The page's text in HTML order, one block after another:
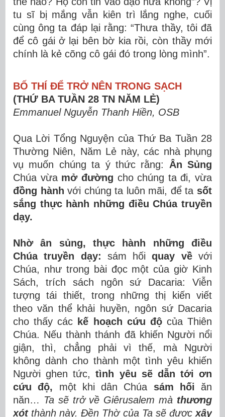
tu sĩ bị mắng vẫn kiên trì lắng nghe, cuối
cùng ông ta đáp lại rằng: “Thưa thầy, tôi đã
để cô gái ở lại bên bờ kia rồi, còn thầy mới
chính là kẻ cõng cô gái đó trong lòng mình”.
BỐ THÍ ĐỂ TRỞ NÊN TRONG SẠCH
(THỨ BA TUẦN 28 TN NĂM LẺ)
Emmanuel Nguyễn Thanh Hiền, OSB
Qua Lời Tổng Nguyện của Thứ Ba Tuần 28
Thường Niên, Năm Lẻ này, các nhà phụng
vụ muốn chúng ta ý thức rằng: Ân Sủng
Chúa vừa mở đường cho chúng ta đi, vừa
đồng hànhvới chúng ta luôn mãi, để ta sốt
sắng thực hành những điều Chúa truyền
dạy.
Nhờ ân sủng, thực hành những điều
Chúa truyền dạy: sám hốiquay vềvới
Chúa, như trong bài đọc một của giờ Kinh
Sách, trích sách ngôn sứ Dacaria: Viễn
tượng tái thiết, trong những thị kiến viết
theo văn thể khải huyền, ngôn sứ Dacaria
cho thấy các kế hoạch cứu độcủa Thiên
Chúa. Nếu thành thánh đã khiến Người nổi
giận, thì, chẳng phải vì thế, mà Người
không dành cho thành một tình yêu khiến
Người ghen tức,tình yêu sẽ dẫn tới ơn
cứu độ, một khi dân Chúa sám hối ăn
năn… Ta sẽ trở về Giêrusalem mà thương
xótthành này. Đền Thờ của Ta sẽ đượcxây